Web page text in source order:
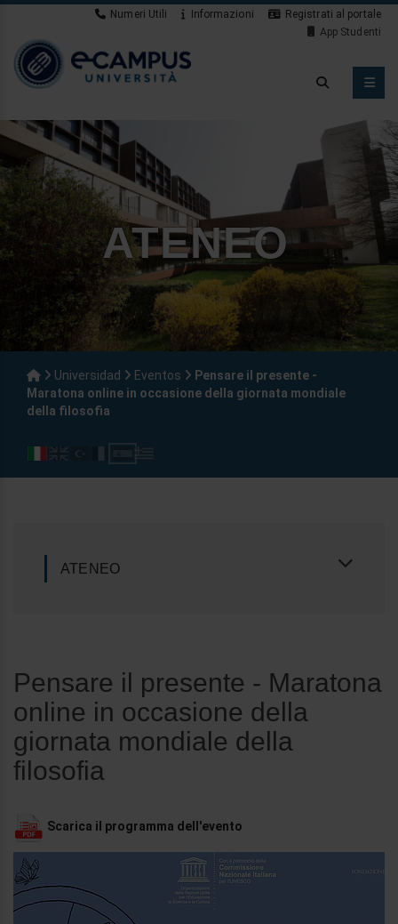
Numeri Utili Informazioni
Registrati al portale
App Studenti
ATENEO
Universidad Eventos
Pensare il presente -
Maratona online in occasione della giornata mondiale
della filosofia
ATENEO
Pensare il presente - Maratona
online in occasione della
giornata mondiale della
filosofia
Scarica il programma dell'evento